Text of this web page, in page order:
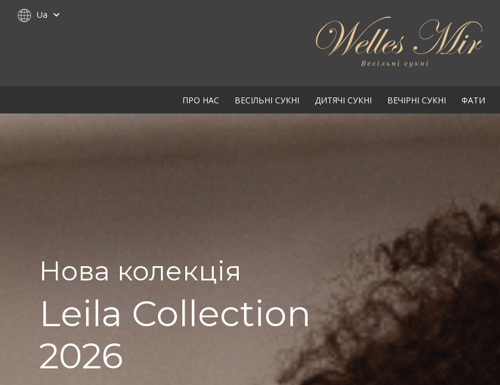
Ua
ПРО НАС ВЕСІЛЬНІ СУКНІ ДИТЯЧІ СУКНІ ВЕЧІРНІ СУКНІ ФАТИ
Нова колекція
Leila Collection
2026